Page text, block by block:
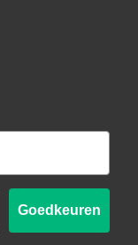
Goedkeuren